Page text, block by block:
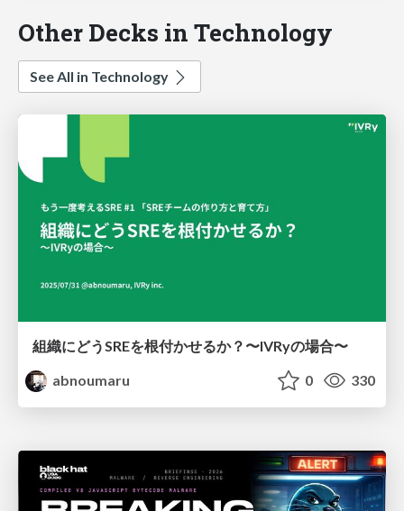
Other Decks in Technology
See All in Technology
組織にどうSREを根付かせるか？〜IVRyの場合〜
abnoumaru
0 330